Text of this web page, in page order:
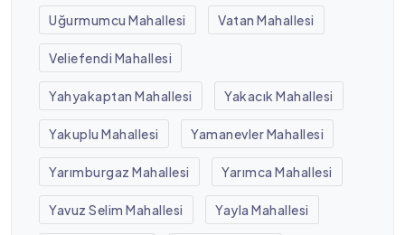
Uğurmumcu Mahallesi Vatan Mahallesi
Veliefendi Mahallesi
Yahyakaptan Mahallesi Yakacık Mahallesi
Yakuplu Mahallesi Yamanevler Mahallesi
Yarımburgaz Mahallesi Yarımca Mahallesi
Yavuz Selim Mahallesi Yayla Mahallesi